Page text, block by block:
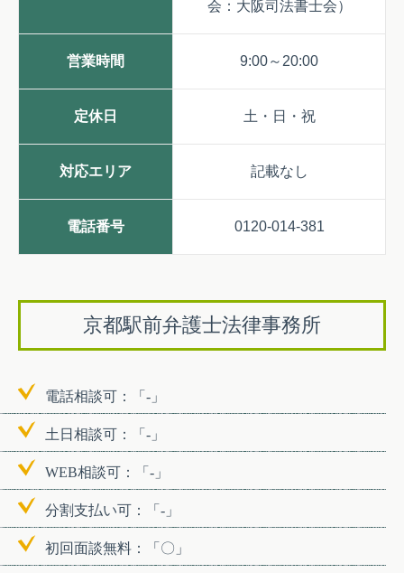
会：大阪司法書士会）
営業時間 9:00～20:00
定休日 土・日・祝
対応エリア 記載なし
電話番号 0120-014-381
京都駅前弁護士法律事務所
電話相談可：「-」
土日相談可：「-」
WEB相談可：「-」
分割支払い可：「-」
初回面談無料：「〇」